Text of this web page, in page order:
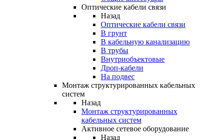
Оптические кабели связи
Назад
Оптические кабели связи
В грунт
В кабельную канализацию
В трубы
Внутриобъектовые
Дроп-кабели
На подвес
Монтаж структурированных кабельных
систем
Назад
Монтаж структурированных
кабельных систем
Активное сетевое оборудование
Назад